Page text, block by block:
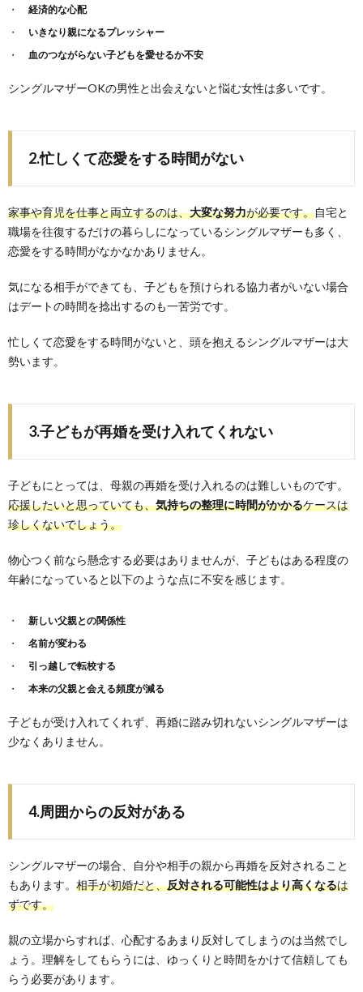
経済的な心配
いきなり親になるプレッシャー
血のつながらない子どもを愛せるか不安
シングルマザーOKの男性と出会えないと悩む女性は多いです。
2.忙しくて恋愛をする時間がない
家事や育児を仕事と両立するのは、大変な努力が必要です。自宅と
職場を往復するだけの暮らしになっているシングルマザーも多く、
恋愛をする時間がなかなかありません。
気になる相手ができても、子どもを預けられる協力者がいない場合
はデートの時間を捻出するのも一苦労です。
忙しくて恋愛をする時間がないと、頭を抱えるシングルマザーは大
勢います。
3.子どもが再婚を受け入れてくれない
子どもにとっては、母親の再婚を受け入れるのは難しいものです。
応援したいと思っていても、気持ちの整理に時間がかかるケースは
珍しくないでしょう。
物心つく前なら懸念する必要はありませんが、子どもはある程度の
年齢になっていると以下のような点に不安を感じます。
新しい父親との関係性
名前が変わる
引っ越しで転校する
本来の父親と会える頻度が減る
子どもが受け入れてくれず、再婚に踏み切れないシングルマザーは
少なくありません。
4.周囲からの反対がある
シングルマザーの場合、自分や相手の親から再婚を反対されること
もあります。 相手が初婚だと、反対される可能性はより高くなるは
ずです。
親の立場からすれば、心配するあまり反対してしまうのは当然でし
ょう。理解をしてもらうには、ゆっくりと時間をかけて信頼しても
らう必要があります。